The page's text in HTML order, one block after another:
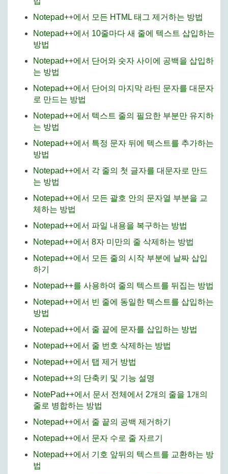
Notepad++에서 모든 HTML 태그 제거하는 방법
Notepad++에서 10줄마다 새 줄에 텍스트 삽입하는
방법
Notepad++에서 단어와 숫자 사이에 공백을 삽입하
는 방법
Notepad++에서 단어의 마지막 라틴 문자를 대문자
로 만드는 방법
Notepad++에서 텍스트 줄의 필요한 부분만 유지하
는 방법
Notepad++에서 특정 문자 뒤에 텍스트를 추가하는
방법
Notepad++에서 각 줄의 첫 글자를 대문자로 만드
는 방법
Notepad++에서 모든 괄호 안의 문자열 부분을 교
체하는 방법
Notepad++에서 파일 내용을 복구하는 방법
Notepad++에서 8자 미만의 줄 삭제하는 방법
Notepad++에서 모든 줄의 시작 부분에 날짜 삽입
하기
Notepad++를 사용하여 줄의 텍스트를 뒤집는 방법
Notepad++에서 빈 줄에 동일한 텍스트를 삽입하는
방법
Notepad++에서 줄 끝에 문자를 삽입하는 방법
Notepad++에서 줄 번호 삭제하는 방법
Notepad++에서 탭 제거 방법
Notepad++의 단축키 및 기능 설명
NotePad++에서 문서 전체에서 2개의 줄을 1개의
줄로 병합하는 방법
Notepad++에서 줄 끝의 공백 제거하기
Notepad++에서 문자 수로 줄 자르기
Notepad++에서 기호 앞뒤의 텍스트를 교환하는 방
법